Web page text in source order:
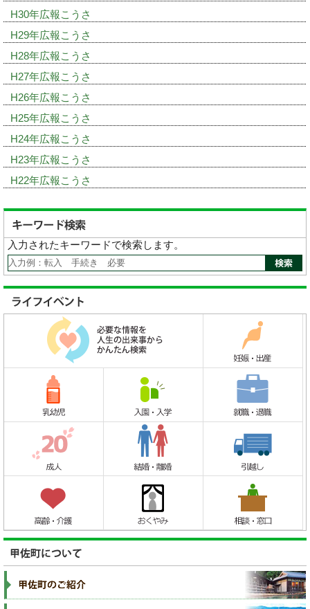
H30年広報こうさ
H29年広報こうさ
H28年広報こうさ
H27年広報こうさ
H26年広報こうさ
H25年広報こうさ
H24年広報こうさ
H23年広報こうさ
H22年広報こうさ
入力されたキーワードで検索します。